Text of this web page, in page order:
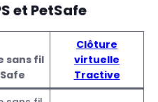
et PetSafe
sans fil
Clôture
virtuelle
Tractive